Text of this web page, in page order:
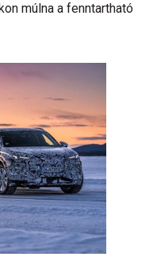
múlna a fenntartható